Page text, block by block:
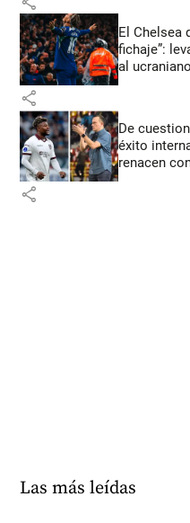
El Chelsea
fichaje”:
al
share
De
éxito
renacen
share
Las más leídas